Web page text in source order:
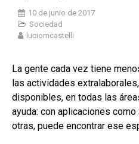
10 de junio de 2017
Sociedad
luciomcastelli
La gente cada vez tiene
las actividades
disponibles, en todas las
ayuda: con aplicaciones
otras, puede encontrar ese